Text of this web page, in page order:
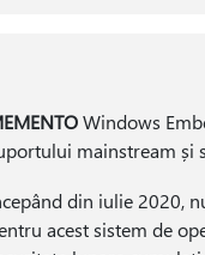
Windows
mainstream și
din iulie 2020,
acest sistem de